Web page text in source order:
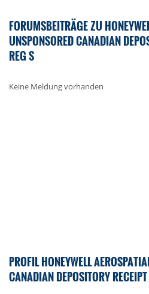
FORUMSBEITRÄGE ZU
UNSPONSORED CANADIAN
REG S
Keine Meldung vorhanden
PROFIL HONEYWELL
CANADIAN DEPOSITORY